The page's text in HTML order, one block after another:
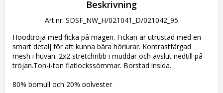
Beskrivning
Art.nr: SDSF_NW_H/021041_D/021042_95
Hoodtröja med ficka på magen. Fickan är utrustad med en
smart detalj för att kunna bära hörlurar. Kontrastfärgad
mesh i huvan. 2x2 stretchribb i muddar och avslut nedtill på
tröjan.Ton-i-ton flatlockssömmar. Borstad insida.
80% bomull och 20% polyester